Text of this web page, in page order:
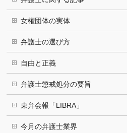
女権団体の実体
弁護士の選び方
自由と正義
弁護士懲戒処分の要旨
東弁会報「LIBRA」
今月の弁護士業界